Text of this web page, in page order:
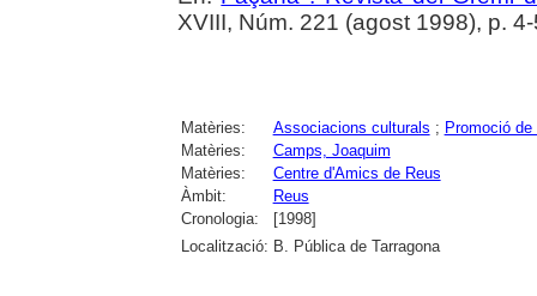
XVIII, Núm. 221 (agost 1998), p.
Matèries: Associacions culturals ; Promoció
Matèries:
Camps, Joaquim
Matèries:
Centre d'Amics de Reus
Àmbit:
Reus
Cronologia:
[1998]
Localització: B. Pública de Tarragona